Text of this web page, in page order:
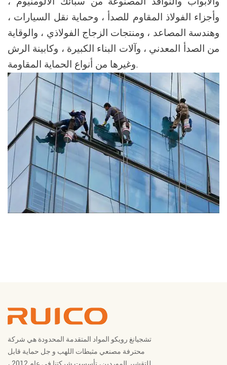
وأجزاء الفولاذ المقاوم للصدأ ، وحماية نقل السيارات ،
وهندسة المصاعد ، ومنتجات الزجاج الفولاذي ، والوقاية
من الصدأ المعدني ، وآلات البناء الكبيرة ، وكابينة الرش
وغيرها من أنواع الحماية المقاومة.
تشجيانغ رويكو المواد المتقدمة المحدودة هي شركة
محترفة مصنعي مثبطات اللهب و جل حماية قابل
للتقشير الموردين
، تأسست شركتنا في عام 2012 ،